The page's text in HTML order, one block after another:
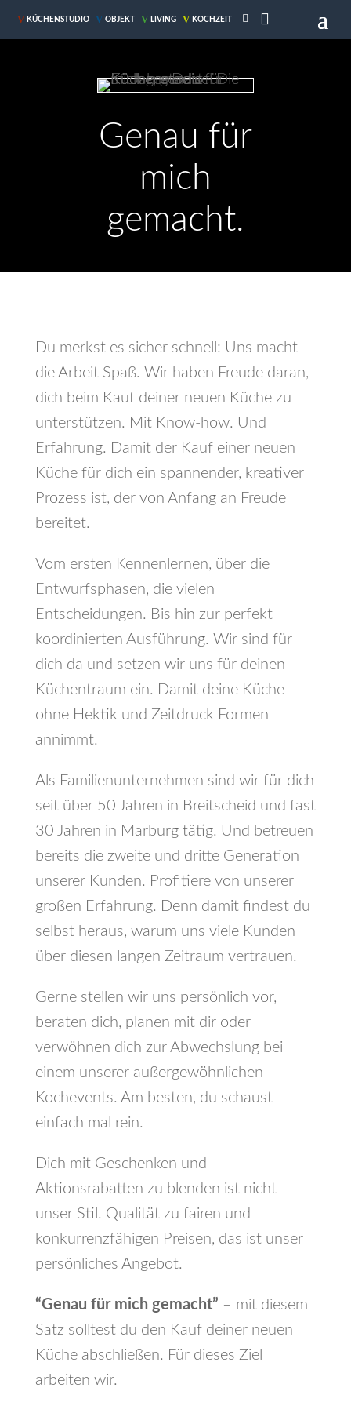
Genau für
mich
gemacht.
Du merkst es sicher schnell: Uns macht
die Arbeit Spaß. Wir haben Freude daran,
dich beim Kauf deiner neuen Küche zu
unterstützen. Mit Know-how. Und
Erfahrung. Damit der Kauf einer neuen
Küche für dich ein spannender, kreativer
Prozess ist, der von Anfang an Freude
bereitet.
Vom ersten Kennenlernen, über die
Entwurfsphasen, die vielen
Entscheidungen. Bis hin zur perfekt
koordinierten Ausführung. Wir sind für
dich da und setzen wir uns für deinen
Küchentraum ein. Damit deine Küche
ohne Hektik und Zeitdruck Formen
annimmt.
Als Familienunternehmen sind wir für dich
seit über 50 Jahren in Breitscheid und fast
30 Jahren in Marburg tätig. Und betreuen
bereits die zweite und dritte Generation
unserer Kunden. Profitiere von unserer
großen Erfahrung. Denn damit findest du
selbst heraus, warum uns viele Kunden
über diesen langen Zeitraum vertrauen.
Gerne stellen wir uns persönlich vor,
beraten dich, planen mit dir oder
verwöhnen dich zur Abwechslung bei
einem unserer außergewöhnlichen
Kochevents. Am besten, du schaust
einfach mal rein.
Dich mit Geschenken und
Aktionsrabatten zu blenden ist nicht
unser Stil. Qualität zu fairen und
konkurrenzfähigen Preisen, das ist unser
persönliches Angebot.
“Genau für mich gemacht” – mit diesem
Satz solltest du den Kauf deiner neuen
Küche abschließen. Für dieses Ziel
arbeiten wir.
V KÜCHENSTUDIO V OBJEKT V LIVING V KOCHZEIT 